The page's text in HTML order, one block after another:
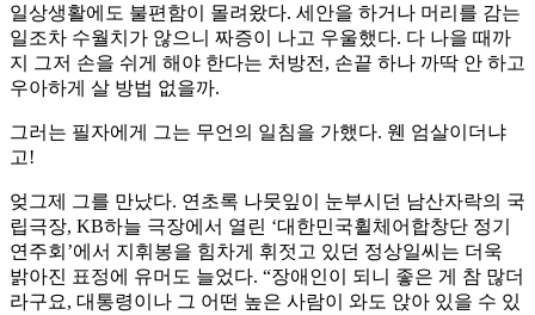
일상생활에도 불편함이 몰려왔다. 세안을 하거나 머리를 감는
일조차 수월치가 않으니 짜증이 나고 우울했다. 다 나을 때까
지 그저 손을 쉬게 해야 한다는 처방전, 손끝 하나 까딱 안 하고
우아하게 살 방법 없을까.
그러는 필자에게 그는 무언의 일침을 가했다. 웬 엄살이더냐
고!
엊그제 그를 만났다. 연초록 나뭇잎이 눈부시던 남산자락의 국
립극장, KB하늘 극장에서 열린 ‘대한민국휠체어합창단 정기
연주회’에서 지휘봉을 힘차게 휘젓고 있던 정상일씨는 더욱
밝아진 표정에 유머도 늘었다. “장애인이 되니 좋은 게 참 많더
라구요, 대통령이나 그 어떤 높은 사람이 와도 앉아 있을 수 있